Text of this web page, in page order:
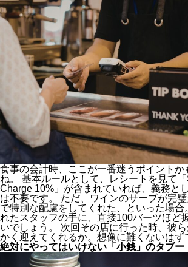
食事の会計時、ここが一番迷うポイントか
ね。 基本ルールとして、レシートを見て
Charge 10%」が含まれていれば、義務と
は不要です。 ただ、ワインのサーブが完
で特別な配慮をしてくれた、といった場合
れたスタッフの手に、直接100バーツほど
いでしょう。 次回その店に行った時、彼
かく迎えてくれるか。想像に難くないは
絶対にやってはいけない「小銭」のタブー